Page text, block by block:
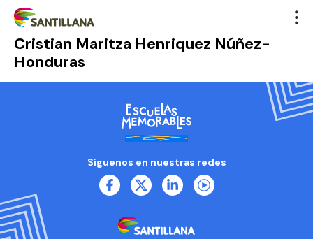
Cristian Maritza Henriquez Núñez-
Honduras
Síguenos en nuestras redes